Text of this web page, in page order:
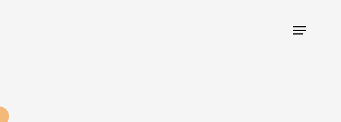
Menu